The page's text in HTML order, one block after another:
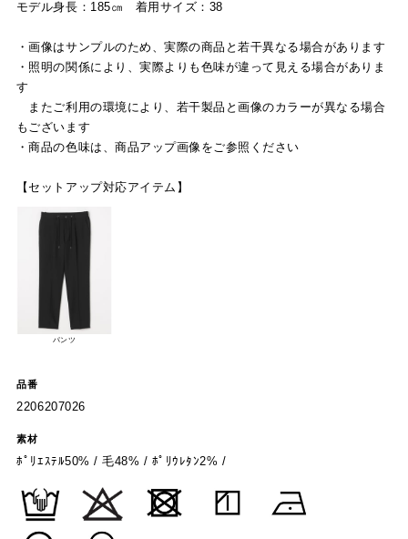
モデル身長：185㎝ 着用サイズ：38
・画像はサンプルのため、実際の商品と若干異なる場合があります
・照明の関係により、実際よりも色味が違って見える場合がありま
す
またご利用の環境により、若干製品と画像のカラーが異なる場合
もございます
・商品の色味は、商品アップ画像をご参照ください
【セットアップ対応アイテム】
パンツ
品番
2206207026
素材
ﾎﾟﾘｴｽﾃﾙ50% / 毛48% / ﾎﾟﾘｳﾚﾀﾝ2% /